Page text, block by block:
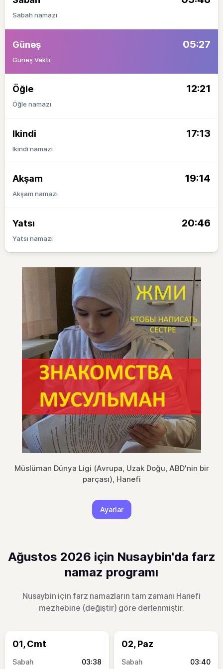
Sabah namazı
Güneş 05:27
Güneş Vakti
Öğle 12:21
Öğle namazı
Ikindi 17:13
Ikindi namazi
Akşam 19:14
Akşam namazı
Yatsı 20:46
Yatsı namazı
Müslüman Dünya Ligi (Avrupa, Uzak Doğu, ABD'nin bir
parçası), Hanefi
Ayarlar
Ağustos 2026 için Nusaybin'da farz
namaz programı
Nusaybin için farz namazların tam zamanı Hanefi
mezhebine (değiştir) göre derlenmiştir.
01, Cmt
03:38
02, Paz
03:40